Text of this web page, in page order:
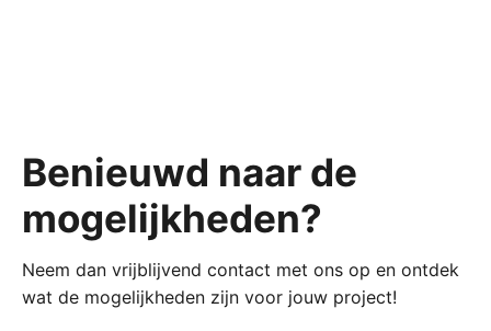
Benieuwd naar de
mogelijkheden?
Neem dan vrijblijvend contact met ons op en ontdek
wat de mogelijkheden zijn voor jouw project!